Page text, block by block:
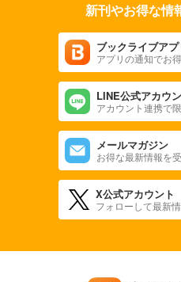
新刊やお得な情
ブックライブアプ
アプリの通知でお
LINE公式アカウ
アカウント連携で
メールマガジン
お得な最新情報を
X公式アカウント
フォローして最新